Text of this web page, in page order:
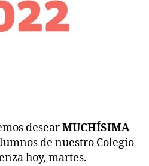
desearMUCHÍSIMA
de nuestro Colegio
hoy, martes.